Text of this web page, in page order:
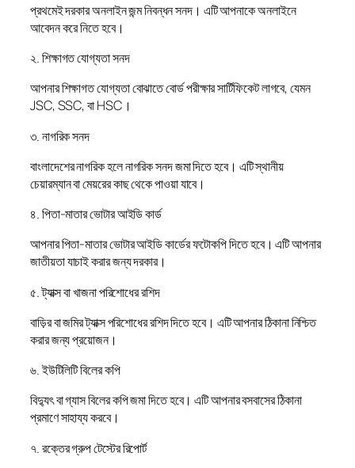
প্রথমেই দরকার অনলাইন জন্ম নিবন্ধন সনদ। এটি আপনাকে অনলাইনে
আবেদন করে নিতে হবে।
২. শিক্ষাগত যোগ্যতা সনদ
আপনার শিক্ষাগত যোগ্যতা বোঝাতে বোর্ড পরীক্ষার সার্টিফিকেট লাগবে, যেমন
JSC, SSC, বা HSC।
৩. নাগরিক সনদ
বাংলাদেশের নাগরিক হলে নাগরিক সনদ জমা দিতে হবে। এটি স্থানীয়
চেয়ারম্যান বা মেয়রের কাছ থেকে পাওয়া যাবে।
৪. পিতা-মাতার ভোটার আইডি কার্ড
আপনার পিতা-মাতার ভোটার আইডি কার্ডের ফটোকপি দিতে হবে। এটি আপনার
জাতীয়তা যাচাই করার জন্য দরকার।
৫. ট্যাক্স বা খাজনা পরিশোধের রশিদ
বাড়ির বা জমির ট্যাক্স পরিশোধের রশিদ দিতে হবে। এটি আপনার ঠিকানা নিশ্চিত
করার জন্য প্রয়োজন।
৬. ইউটিলিটি বিলের কপি
বিদ্যুৎ বা গ্যাস বিলের কপি জমা দিতে হবে। এটি আপনার বসবাসের ঠিকানা
প্রমাণে সাহায্য করবে।
৭. রক্তের গ্রুপ টেস্টের রিপোর্ট